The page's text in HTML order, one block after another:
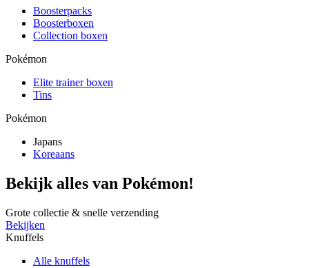
Boosterpacks
Boosterboxen
Collection boxen
Pokémon
Elite trainer boxen
Tins
Pokémon
Japans
Koreaans
Bekijk alles van Pokémon!
Grote collectie & snelle verzending
Bekijken
Knuffels
Alle knuffels